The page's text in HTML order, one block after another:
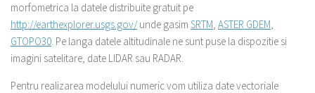
morfometrica la datele distribuite gratuit pe
http://earthexplorer.usgs.gov/ unde gasim SRTM, ASTER GDEM,
GTOPO30. Pe langa datele altitudinale ne sunt puse la dispozitie si
imagini satelitare, date LIDAR sau RADAR.
Pentru realizarea modelului numeric vom utiliza date vectoriale